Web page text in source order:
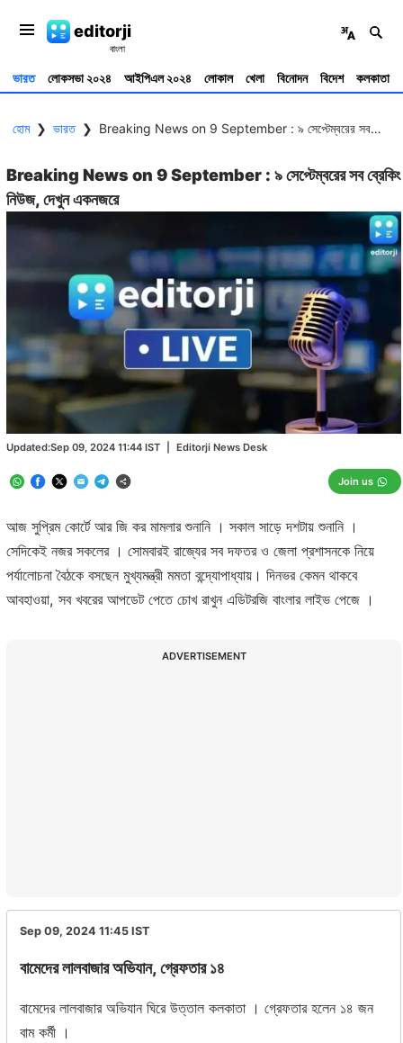
editorji
ভারত লোকসভা ২০২৪ আইপিএল ২০২৪ লোকাল খেলা বিনোদন বিদেশ কলকাতা
হোম ❯ ভারত ❯ Breaking News on 9 September : ৯ সেপ্টেম্বরের সব ব্রেকিং নিউজ, দেখুন একনজরে&nbsp;
Breaking News on 9 September : ৯ সেপ্টেম্বরের সব ব্রেকিং
নিউজ, দেখুন একনজরে
Updated:Sep 09, 2024 11:44 IST Editorji News Desk
Join us
আজ সুপ্রিম কোর্টে আর জি কর মামলার শুনানি । সকাল সাড়ে দশটায় শুনানি ।
সেদিকেই নজর সকলের । সোমবারই রাজ্যের সব দফতর ও জেলা প্রশাসনকে নিয়ে
পর্যালোচনা বৈঠকে বসছেন মুখ্যমন্ত্রী মমতা বন্দ্যোপাধ্যায়। দিনভর কেমন থাকবে
আবহাওয়া, সব খবরের আপডেট পেতে চোখ রাখুন এডিটরজি বাংলার লাইভ পেজে ।
ADVERTISEMENT
Sep 09, 2024 11:45 IST
বামেদের লালবাজার অভিযান, গ্রেফতার ১৪
বামেদের লালবাজার অভিযান ঘিরে উত্তাল কলকাতা । গ্রেফতার হলেন ১৪ জন
বাম কর্মী ।